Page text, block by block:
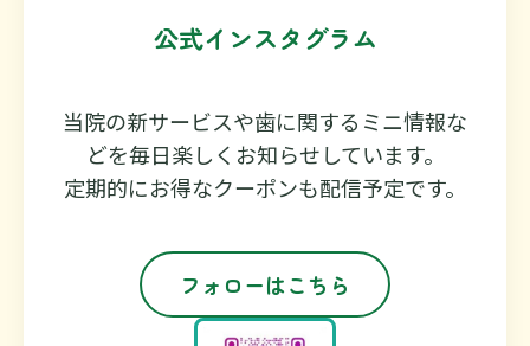
公式インスタグラム
当院の新サービスや歯に関するミニ情報な
どを毎日楽しくお知らせしています。
定期的にお得なクーポンも配信予定です。
フォローはこちら